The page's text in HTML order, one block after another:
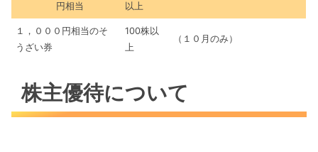
円相当
以上
１，０００円相当のそ
うざい券
100株以
上
（１０月のみ）
株主優待について